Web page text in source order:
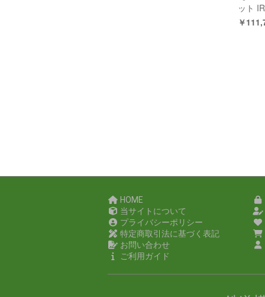
ット
￥
HOME
当サイトについて
プライバシーポリシー
特定商取引法に基づく表記
お問い合わせ
ご利用ガイド